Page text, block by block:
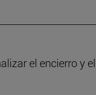
el encierro y